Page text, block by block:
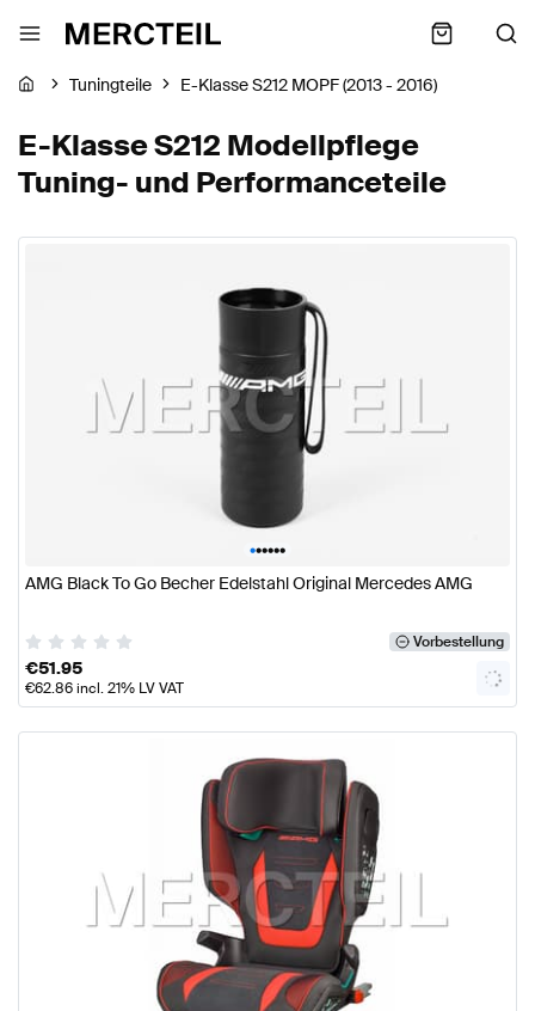
Tuningteile E-Klasse S212 MOPF (2013 - 2016)
E-Klasse S212 Modellpflege
Tuning- und Performanceteile
••••••
AMG Black To Go Becher Edelstahl Original Mercedes AMG
Vorbestellung
€51.95
€62.86incl. 21% LV VAT